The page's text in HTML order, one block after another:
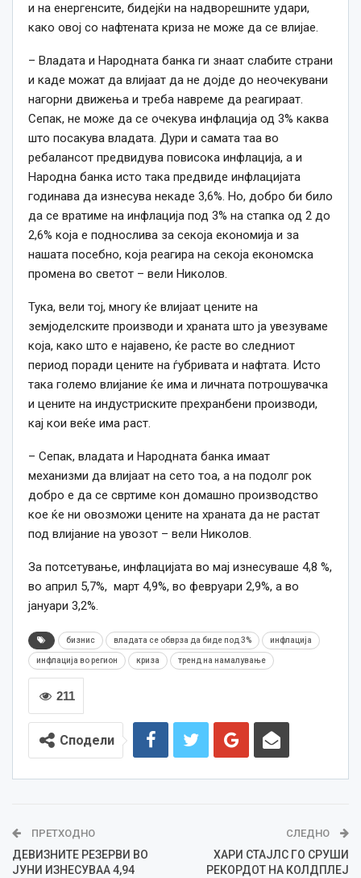
и на енергенсите, бидејќи на надворешните удари,
како овој со нафтената криза не може да се влијае.
– Владата и Народната банка ги знаат слабите страни
и каде можат да влијаат да не дојде до неочекувани
нагорни движења и треба навреме да реагираат.
Сепак, не може да се очекува инфлација од 3% каква
што посакува владата. Дури и самата таа во
ребалансот предвидува повисока инфлација, а и
Народна банка исто така предвиде инфлацијата
годинава да изнесува некаде 3,6%. Но, добро би било
да се вратиме на инфлација под 3% на стапка од 2 до
2,6% која е поднослива за секоја економија и за
нашата посебно, која реагира на секоја економска
промена во светот – вели Николов.
Тука, вели тој, многу ќе влијаат цените на
земјоделските производи и храната што ја увезуваме
која, како што е најавено, ќе расте во следниот
период поради цените на ѓубривата и нафтата. Исто
така големо влијание ќе има и личната потрошувачка
и цените на индустриските прехранбени производи,
кај кои веќе има раст.
– Сепак, владата и Народната банка имаат
механизми да влијаат на сето тоа, а на подолг рок
добро е да се свртиме кон домашно производство
кое ќе ни овозможи цените на храната да не растат
под влијание на увозот – вели Николов.
За потсетување, инфлацијата во мај изнесуваше 4,8 %,
во април 5,7%, март 4,9%, во февруари 2,9%, а во
јануари 3,2%.
бизнис владата се обврза да биде под 3% инфлација
инфлација во регион криза тренд на намалување
211
Сподели
ПРЕТХОДНО
ДЕВИЗНИТЕ РЕЗЕРВИ ВО
ЈУНИ ИЗНЕСУВАА 4,94
СЛЕДНО
ХАРИ СТАЈЛС ГО СРУШИ
РЕКОРДОТ НА КОЛДПЛЕЈ